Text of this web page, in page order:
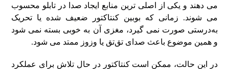
می‌ دهند و یکی از اصلی‌ ترین منابع ایجاد صدا در تابلو محسوب
می‌ شوند. زمانی که بوبین کنتاکتور ضعیف شده یا تحریک
به‌درستی صورت نمی‌ گیرد، مغزی آن به‌ خوبی بسته نمی‌ شود
و همین موضوع باعث صدای تق‌تق یا وزوز ممتد می‌ شود.
در این حالت، ممکن است کنتاکتور در حال تلاش برای عملکرد